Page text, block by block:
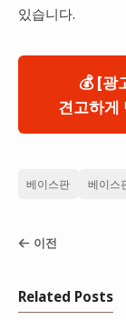
있습니다.
💰 [광
견고하게
베이스판 베이스
이전
Related Posts